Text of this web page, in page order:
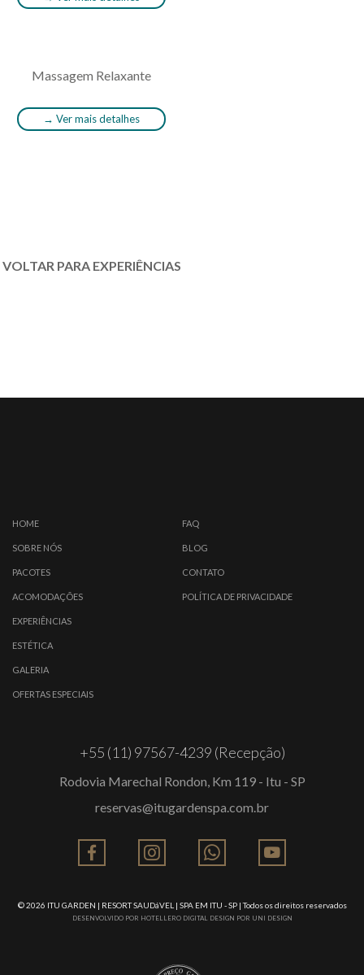
Massagem Relaxante
→ Ver mais detalhes
VOLTAR PARA EXPERIÊNCIAS
HOME
SOBRE NÓS
PACOTES
ACOMODAÇÕES
EXPERIÊNCIAS
ESTÉTICA
GALERIA
OFERTAS ESPECIAIS
FAQ
BLOG
CONTATO
POLÍTICA DE PRIVACIDADE
+55 (11) 97567-4239 (Recepção)
Rodovia Marechal Rondon, Km 119 - Itu - SP
reservas@itugardenspa.com.br
© 2026 ITU GARDEN | RESORT SAUDáVEL | SPA EM ITU - SP| Todos os direitos reservados
DESENVOLVIDO POR HOTELLERO DIGITAL DESIGN POR UNI DESIGN